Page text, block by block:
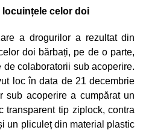
locuințele celor doi
a drogurilor a rezultat din
doi bărbați, pe de o parte,
colaboratorii sub acoperire.
loc în data de 21 decembrie
sub acoperire a cumpărat un
transparent tip ziplock, contra
un pliculeț din material plastic